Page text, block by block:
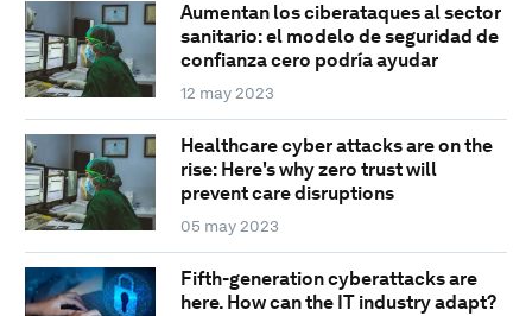
Aumentan los ciberataques al sector
sanitario: el modelo de seguridad de
confianza cero podría ayudar
12 may 2023
Healthcare cyber attacks are on the
rise: Here's why zero trust will
prevent care disruptions
05 may 2023
Fifth-generation cyberattacks are
here. How can the IT industry adapt?